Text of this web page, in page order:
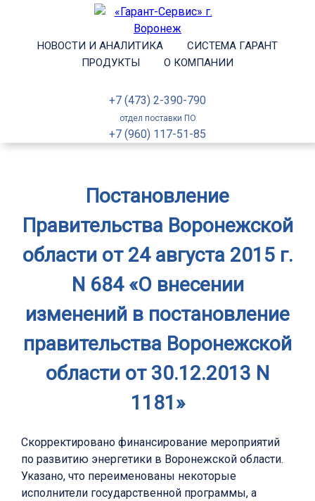
НОВОСТИ И АНАЛИТИКА
СИСТЕМА ГАРАНТ
ПРОДУКТЫ
О КОМПАНИИ
+7 (473) 2-390-790
отдел поставки ПО
+7 (960) 117-51-85
Постановление
Правительства Воронежской
области от 24 августа 2015 г.
N 684 «О внесении
изменений в постановление
правительства Воронежской
области от 30.12.2013 N
1181»
Скорректировано финансирование мероприятий
по развитию энергетики в Воронежской области.
Указано, что переименованы некоторые
исполнители государственной программы, а